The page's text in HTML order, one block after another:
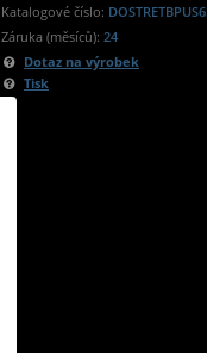
Katalogové číslo:
Záruka (měsíců): 24
Dotaz na výrobek
Tisk